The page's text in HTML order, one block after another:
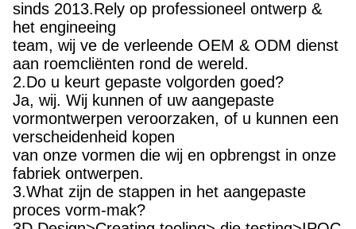
sinds 2013.Rely op professioneel ontwerp &
het engineeing
team, wij ve de verleende OEM & ODM dienst
aan roemcliënten rond de wereld.
2.Do u keurt gepaste volgorden goed?
Ja, wij. Wij kunnen of uw aangepaste
vormontwerpen veroorzaken, of u kunnen een
verscheidenheid kopen
van onze vormen die wij en opbrengst in onze
fabriek ontwerpen.
3.What zijn de stappen in het aangepaste
proces vorm-mak?